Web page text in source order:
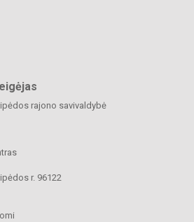
rajono savivaldybė
r. 96122